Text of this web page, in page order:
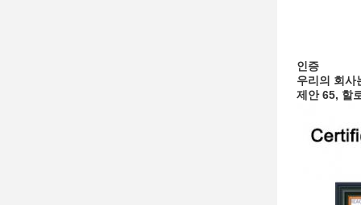
인증
우리의 회사
제안 65, 할